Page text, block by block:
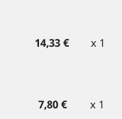
14,33 € x 1
7,80 € x 1